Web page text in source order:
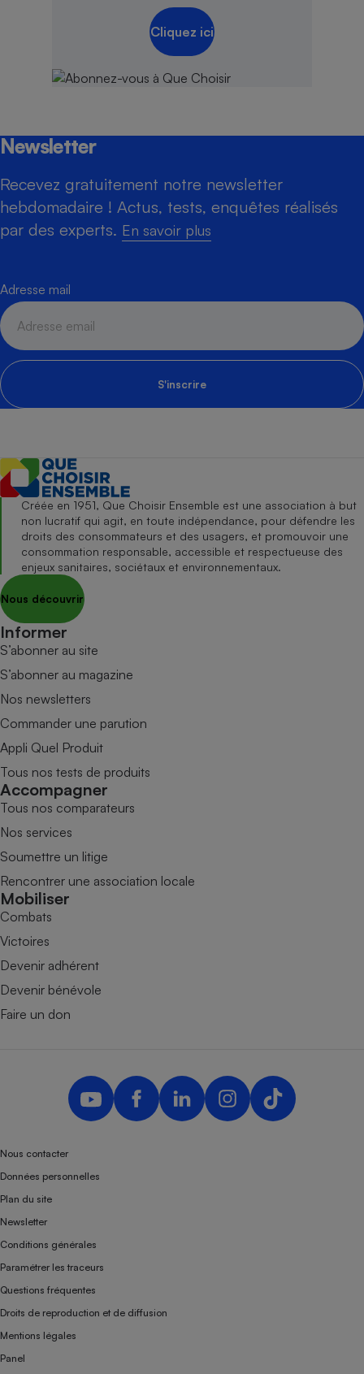
Cliquez ici
Newsletter
Recevez gratuitement notre newsletter
hebdomadaire ! Actus, tests, enquêtes réalisés
par des experts. En savoir plus
Adresse mail
S'inscrire
Créée en 1951, Que Choisir Ensemble est une association à but
non lucratif qui agit, en toute indépendance, pour défendre les
droits des consommateurs et des usagers, et promouvoir une
consommation responsable, accessible et respectueuse des
enjeux sanitaires, sociétaux et environnementaux.
Nous découvrir
Informer
S’abonner au site
S’abonner au magazine
Nos newsletters
Commander une parution
Appli Quel Produit
Tous nos tests de produits
Accompagner
Tous nos comparateurs
Nos services
Soumettre un litige
Rencontrer une association locale
Mobiliser
Combats
Victoires
Devenir adhérent
Devenir bénévole
Faire un don
Nous contacter
Données personnelles
Plan du site
Newsletter
Conditions générales
Paramétrer les traceurs
Questions fréquentes
Droits de reproduction et de diffusion
Mentions légales
Panel